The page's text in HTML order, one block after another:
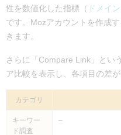
性を数値化した指標（ ドメイ
です。Mozアカウントを作成
きます。
さらに「Compare Link」とい
ア比較を表示し、各項目の差
カテゴリ
キーワー
ド調査
–